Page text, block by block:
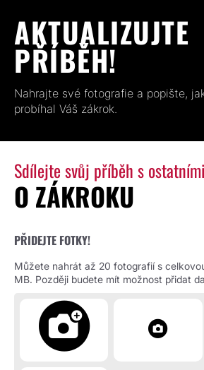
AKTUALIZUJTE
PŘÍBĚH!
Nahrajte své fotografie a popište,
probíhal Váš zákrok.
Sdílejte svůj příběh s ostatními
O ZÁKROKU
PŘIDEJTE FOTKY!
Můžete nahrát až 20 fotografií s
MB. Později budete mít možnost přidat